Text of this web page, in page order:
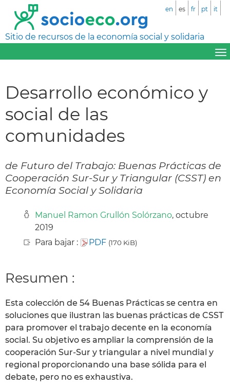
Sitio de recursos de la economía social y solidaria
en es fr pt it
Desarrollo económico y
social de las
comunidades
de Futuro del Trabajo: Buenas Prácticas de
Cooperación Sur-Sur y Triangular (CSST) en
Economía Social y Solidaria
Manuel Ramon Grullón Solórzano, octubre
2019
Para bajar :
PDF (170 KiB)
Resumen :
Esta colección de 54 Buenas Prácticas se centra en
soluciones que ilustran las buenas prácticas de CSST
para promover el trabajo decente en la economía
social. Su objetivo es ampliar la comprensión de la
cooperación Sur-Sur y triangular a nivel mundial y
regional proporcionando una base sólida para el
debate, pero no es exhaustiva.